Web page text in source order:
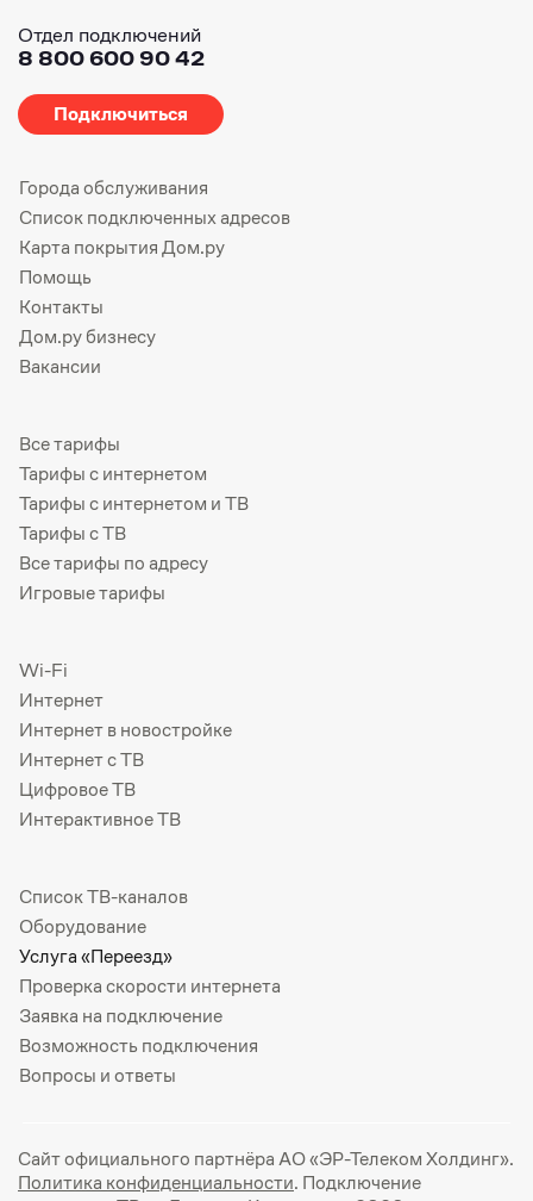
Отдел подключений
8 800 600 90 42
Подключиться
Города обслуживания
Список подключенных адресов
Карта покрытия Дом.ру
Помощь
Контакты
Дом.ру бизнесу
Вакансии
Все тарифы
Тарифы с интернетом
Тарифы с интернетом и ТВ
Тарифы с ТВ
Все тарифы по адресу
Игровые тарифы
Wi-Fi
Интернет
Интернет в новостройке
Интернет с ТВ
Цифровое ТВ
Интерактивное ТВ
Список ТВ-каналов
Оборудование
Услуга «Переезд»
Проверка скорости интернета
Заявка на подключение
Возможность подключения
Вопросы и ответы
Сайт официального партнёра АО «ЭР-Телеком Холдинг».
Политика конфиденциальности. Подключение